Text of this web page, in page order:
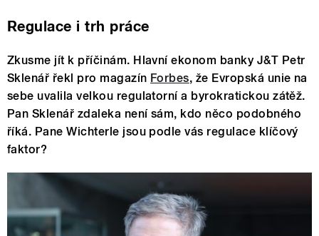
Regulace i trh práce
Zkusme jít k příčinám. Hlavní ekonom banky J&T Petr
Sklenář řekl pro magazín Forbes, že Evropská unie na
sebe uvalila velkou regulatorní a byrokratickou zátěž.
Pan Sklenář zdaleka není sám, kdo něco podobného
říká. Pane Wichterle jsou podle vás regulace klíčový
faktor?